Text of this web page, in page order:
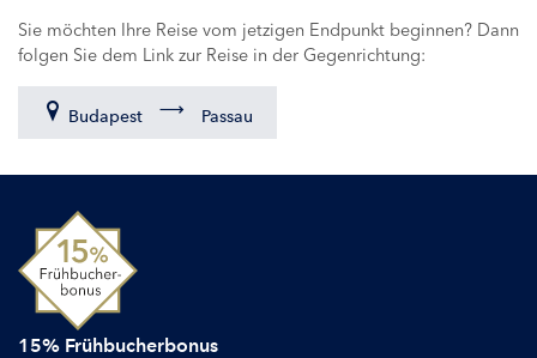
Sie möchten Ihre Reise vom jetzigen Endpunkt beginnen? Dann
folgen Sie dem Link zur Reise in der Gegenrichtung:
Budapest Passau
15% Frühbucherbonus